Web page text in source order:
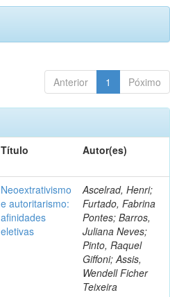
Anterior 1 Póximo
Título Autor(es)
Neoextrativismo
e autoritarismo:
afinidades
eletivas
Ascelrad, Henri;
Furtado, Fabrina
Pontes; Barros,
Juliana Neves;
Pinto, Raquel
Giffoni; Assis,
Wendell Ficher
Teixeira